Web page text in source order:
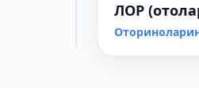
ЛОР